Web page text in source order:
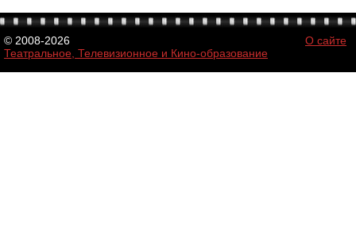
© 2008-2026
Театральное, Телевизионное и Кино-образование
О сайте